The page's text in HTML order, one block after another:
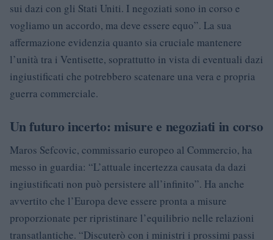
sui dazi con gli Stati Uniti. I negoziati sono in corso e
vogliamo un accordo, ma deve essere equo”. La sua
affermazione evidenzia quanto sia cruciale mantenere
l’unità tra i Ventisette, soprattutto in vista di eventuali dazi
ingiustificati che potrebbero scatenare una vera e propria
guerra commerciale.
Un futuro incerto: misure e negoziati in corso
Maros Sefcovic, commissario europeo al Commercio, ha
messo in guardia: “L’attuale incertezza causata da dazi
ingiustificati non può persistere all’infinito”. Ha anche
avvertito che l’Europa deve essere pronta a misure
proporzionate per ripristinare l’equilibrio nelle relazioni
transatlantiche. “Discuterò con i ministri i prossimi passi